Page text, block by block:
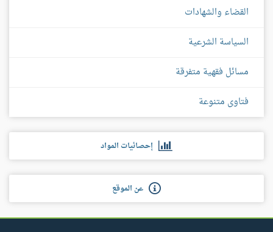
القضاء والشهادات
السياسة الشرعية
مسائل فقهية متفرقة
فتاوى متنوعة
إحصائيات المواد
عن الموقع